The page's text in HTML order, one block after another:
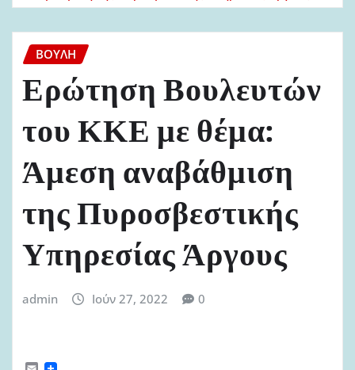
ΒΟΥΛΉ
Ερώτηση Βουλευτών
του ΚΚΕ με θέμα:
Άμεση αναβάθμιση
της Πυροσβεστικής
Υπηρεσίας Άργους
admin Ιούν 27, 2022 0